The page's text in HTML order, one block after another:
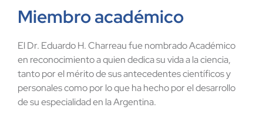
Miembro académico
El Dr. Eduardo H. Charreau fue nombrado Académico
en reconocimiento a quien dedica su vida a la ciencia,
tanto por el mérito de sus antecedentes científicos y
personales como por lo que ha hecho por el desarrollo
de su especialidad en la Argentina.